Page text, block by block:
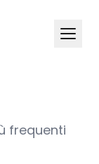
frequenti